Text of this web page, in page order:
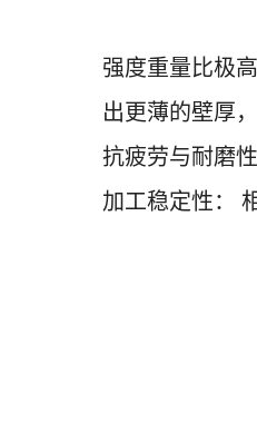
强度重量比极高
出更薄的壁厚
抗疲劳与耐磨性
加工稳定性：